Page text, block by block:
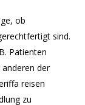
ob
sind.
Patienten
der
reisen
zu